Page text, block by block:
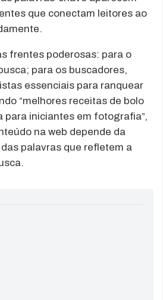
que conectam leitores ao
frentes poderosas: para o
para os buscadores,
essenciais para ranquear
“melhores receitas de bolo
para iniciantes em fotografia”,
na web depende da
palavras que refletem a